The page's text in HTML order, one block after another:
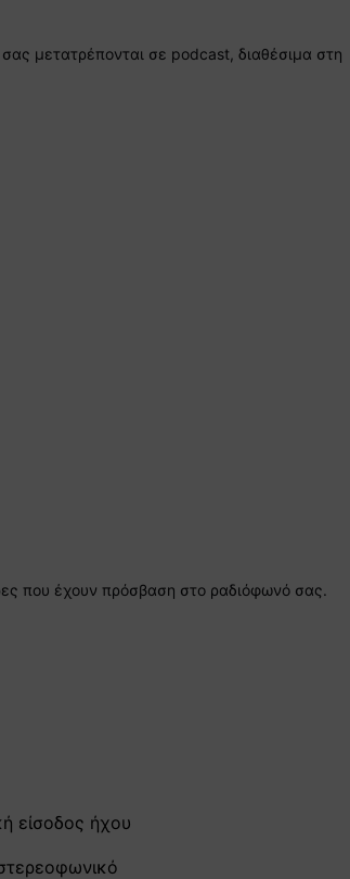
μετατρέπονται σε podcast, διαθέσιμα στη
που έχουν πρόσβαση στο ραδιόφωνό σας.
είσοδος ήχου